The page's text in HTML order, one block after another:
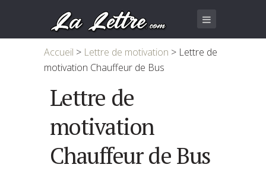
Accueil > Lettre de motivation > Lettre de
motivation Chauffeur de Bus
Lettre de
motivation
Chauffeur de Bus